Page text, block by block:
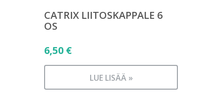
CATRIX LIITOSKAPPALE 6
OS
6,50 €
LUE LISÄÄ »